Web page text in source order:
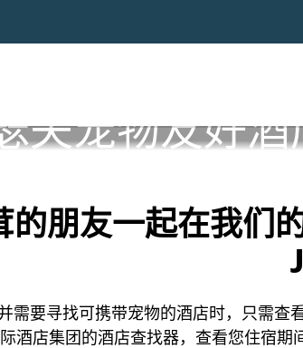
夫宠物友好酒
的朋友一起在我们
需要寻找可携带宠物的酒店时，只需
酒店集团的酒店查找器，查看您住宿